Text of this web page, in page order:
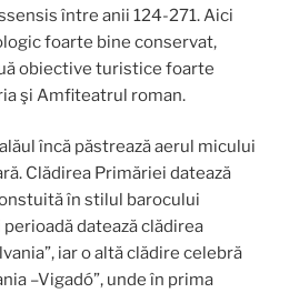
între anii 124-271. Aici
foarte bine conservat,
obiective turistice foarte
şi Amfiteatrul roman.
încă păstrează aerul micului
Clădirea Primăriei datează
în stilul barocului
datează clădirea
iar o altă clădire celebră
–Vigadó”, unde în prima